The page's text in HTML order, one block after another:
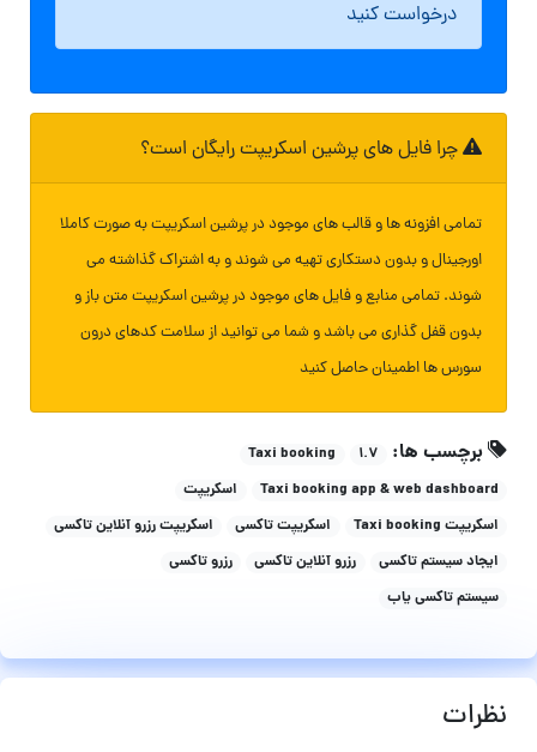
درخواست کنید
چرا فایل های پرشین اسکریپت رایگان است؟
تمامی افزونه ها و قالب های موجود در پرشین اسکریپت به صورت کاملا
اورجینال و بدون دستکاری تهیه می شوند و به اشتراک گذاشته می
شوند. تمامی منابع و فایل های موجود در پرشین اسکریپت متن باز و
بدون قفل گذاری می باشد و شما می توانید از سلامت کدهای درون
سورس ها اطمینان حاصل کنید
برچسب ها: ۱.۷
Taxi booking
Taxi booking app & web dashboard
اسکریپت
اسکریپت Taxi booking
اسکریپت تاکسی
اسکریپت رزرو آنلاین تاکسی
ایجاد سیستم تاکسی
رزرو آنلاین تاکسی
رزرو تاکسی
سیستم تاکسی یاب
نظرات